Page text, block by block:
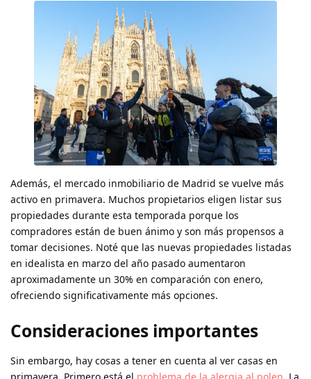
Además, el mercado inmobiliario de Madrid se vuelve más
activo en primavera. Muchos propietarios eligen listar sus
propiedades durante esta temporada porque los
compradores están de buen ánimo y son más propensos a
tomar decisiones. Noté que las nuevas propiedades listadas
en idealista en marzo del año pasado aumentaron
aproximadamente un 30% en comparación con enero,
ofreciendo significativamente más opciones.
Consideraciones importantes
Sin embargo, hay cosas a tener en cuenta al ver casas en